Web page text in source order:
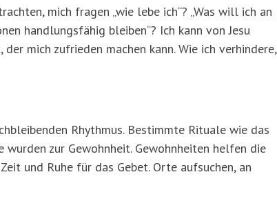
mich fragen „wie lebe ich“? „Was will ich an
handlungsfähig bleiben“? Ich kann von Jesu
mich zufrieden machen kann. Wie ich verhindere,
Rhythmus. Bestimmte Rituale wie das
zur Gewohnheit. Gewohnheiten helfen die
und Ruhe für das Gebet. Orte aufsuchen, an